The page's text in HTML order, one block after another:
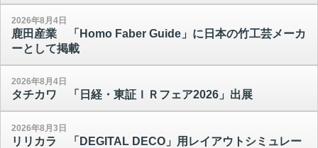
2026年8月4日
鹿田産業 「Homo Faber Guide」に日本の竹工芸メーカ
ーとして掲載
2026年8月4日
タチカワ 「日経・東証ＩＲフェア2026」出展
2026年8月3日
リリカラ 「DEGITAL DECO」用レイアウトシミュレー